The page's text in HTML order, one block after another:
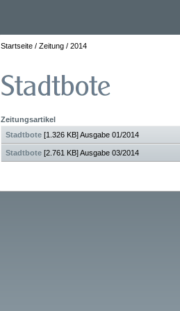
Startseite / Zeitung / 2014
Zeitungsartikel
Stadtbote [1.326 KB] Ausgabe 01/2014
Stadtbote [2.761 KB] Ausgabe 03/2014